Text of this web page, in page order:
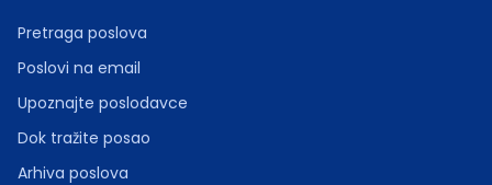
Pretraga poslova
Poslovi na email
Upoznajte poslodavce
Dok tražite posao
Arhiva poslova